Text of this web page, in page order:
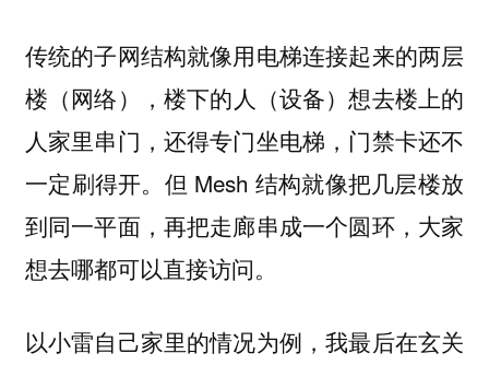
传统的子网结构就像用电梯连接起来的两层
楼（网络）， 楼下的人（设备）想去楼上的
人家里串门，还得专门坐电梯，门禁卡还不
一定刷得开。 但 Mesh 结构就像把几层楼放
到同一平面，再把走廊串成一个圆环，大家
想去哪都可以直接访问。
以小雷自己家里的情况为例，我最后在玄关